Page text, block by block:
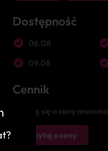
Dostępność
06.08
09.08
Cennik
Zapytaj się o ceny
Zapytaj o ceny